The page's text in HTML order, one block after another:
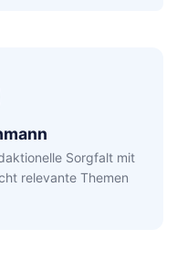
Sorgfalt mit
relevante Themen